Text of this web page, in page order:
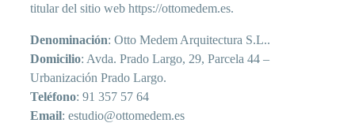
titular del sitio web https://ottomedem.es.
Denominación: Otto Medem Arquitectura S.L..
Domicilio: Avda. Prado Largo, 29, Parcela 44 –
Urbanización Prado Largo.
Teléfono: 91 357 57 64
Email: estudio@ottomedem.es